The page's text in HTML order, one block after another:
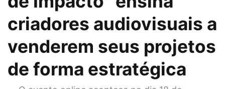
criadores audiovisuais a
venderem seus projetos
de forma estratégica